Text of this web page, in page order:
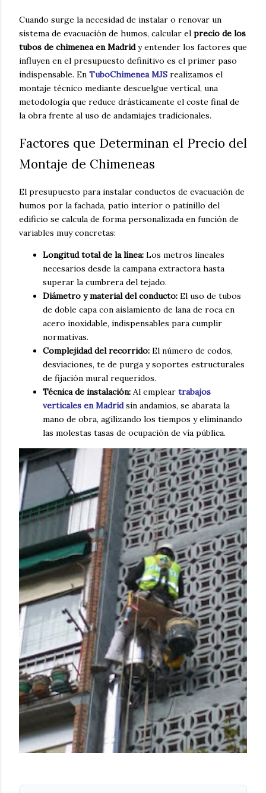
Cuando surge la necesidad de instalar o renovar un
sistema de evacuación de humos, calcular el precio de los
tubos de chimenea en Madridy entender los factores que
influyen en el presupuesto definitivo es el primer paso
indispensable. En TuboChimenea MJS realizamos el
montaje técnico mediante descuelgue vertical, una
metodología que reduce drásticamente el coste final de
la obra frente al uso de andamiajes tradicionales.
Factores que Determinan el Precio del
Montaje de Chimeneas
El presupuesto para instalar conductos de evacuación de
humos por la fachada, patio interior o patinillo del
edificio se calcula de forma personalizada en función de
variables muy concretas:
Longitud total de la línea: Los metros lineales
necesarios desde la campana extractora hasta
superar la cumbrera del tejado.
Diámetro y material del conducto: El uso de tubos
de doble capa con aislamiento de lana de roca en
acero inoxidable, indispensables para cumplir
normativas.
Complejidad del recorrido: El número de codos,
desviaciones, te de purga y soportes estructurales
de fijación mural requeridos.
Técnica de instalación: Al emplear trabajos
verticales en Madridsin andamios, se abarata la
mano de obra, agilizando los tiempos y eliminando
las molestas tasas de ocupación de vía pública.